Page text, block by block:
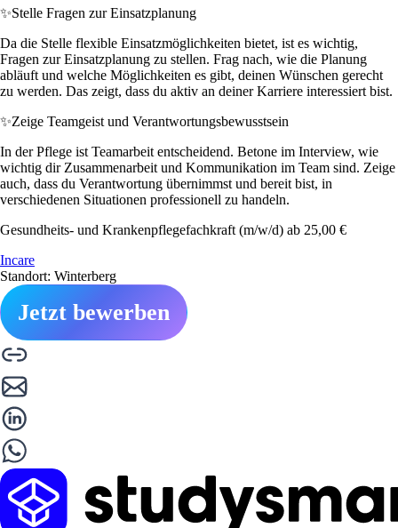
✨Stelle Fragen zur Einsatzplanung
Da die Stelle flexible Einsatzmöglichkeiten bietet, ist es wichtig,
Fragen zur Einsatzplanung zu stellen. Frag nach, wie die Planung
abläuft und welche Möglichkeiten es gibt, deinen Wünschen gerecht
zu werden. Das zeigt, dass du aktiv an deiner Karriere interessiert bist.
✨Zeige Teamgeist und Verantwortungsbewusstsein
In der Pflege ist Teamarbeit entscheidend. Betone im Interview, wie
wichtig dir Zusammenarbeit und Kommunikation im Team sind. Zeige
auch, dass du Verantwortung übernimmst und bereit bist, in
verschiedenen Situationen professionell zu handeln.
Gesundheits- und Krankenpflegefachkraft (m/w/d) ab 25,00 €
Incare
Standort: Winterberg
Jetzt bewerben